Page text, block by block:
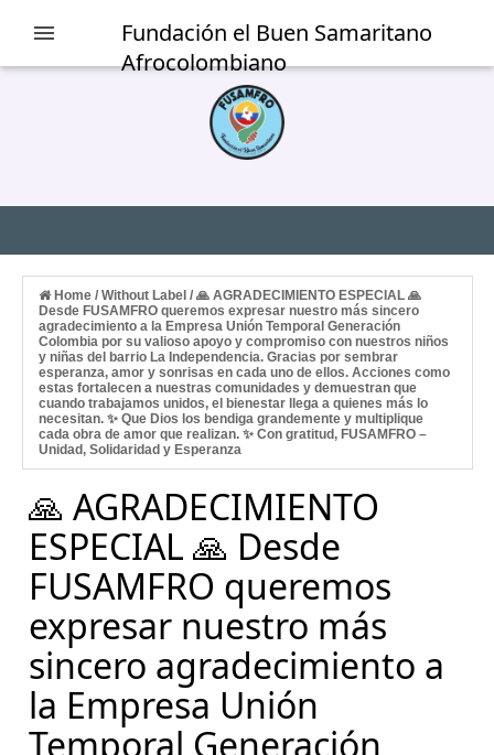
Fundación el Buen Samaritano
Afrocolombiano
Home / Without Label / 🙏 AGRADECIMIENTO ESPECIAL 🙏
Desde FUSAMFRO queremos expresar nuestro más sincero
agradecimiento a la Empresa Unión Temporal Generación
Colombia por su valioso apoyo y compromiso con nuestros niños
y niñas del barrio La Independencia. Gracias por sembrar
esperanza, amor y sonrisas en cada uno de ellos. Acciones como
estas fortalecen a nuestras comunidades y demuestran que
cuando trabajamos unidos, el bienestar llega a quienes más lo
necesitan. ✨ Que Dios los bendiga grandemente y multiplique
cada obra de amor que realizan. ✨ Con gratitud, FUSAMFRO –
Unidad, Solidaridad y Esperanza
🙏 AGRADECIMIENTO
ESPECIAL 🙏 Desde
FUSAMFRO queremos
expresar nuestro más
sincero agradecimiento a
la Empresa Unión
Temporal Generación